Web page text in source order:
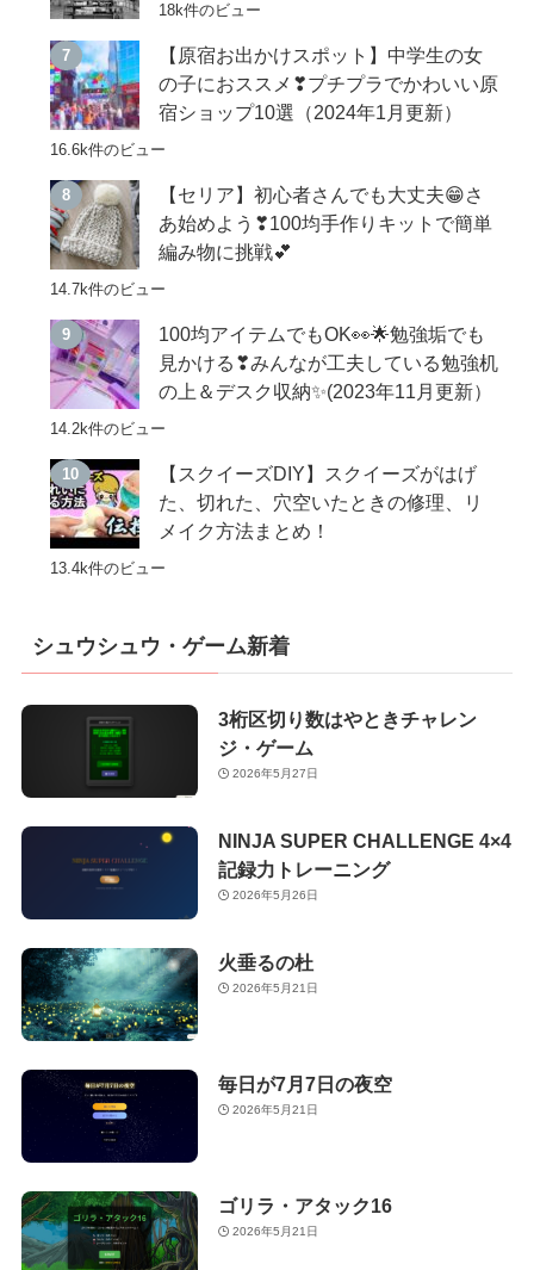
18k件のビュー
【原宿お出かけスポット】中学生の女
の子におススメ❣プチプラでかわいい原
宿ショップ10選（2024年1月更新）
16.6k件のビュー
【セリア】初心者さんでも大丈夫😁さ
あ始めよう❣100均手作りキットで簡単
編み物に挑戦💕
14.7k件のビュー
100均アイテムでもOK👀🌟勉強垢でも
見かける❣みんなが工夫している勉強机
の上＆デスク収納✨(2023年11月更新）
14.2k件のビュー
【スクイーズDIY】スクイーズがはげ
た、切れた、穴空いたときの修理、リ
メイク方法まとめ！
13.4k件のビュー
シュウシュウ・ゲーム新着
3桁区切り数はやときチャレン
ジ・ゲーム
2026年5月27日
NINJA SUPER CHALLENGE 4×4
記録力トレーニング
2026年5月26日
火垂るの杜
2026年5月21日
毎日が7月7日の夜空
2026年5月21日
ゴリラ・アタック16
2026年5月21日